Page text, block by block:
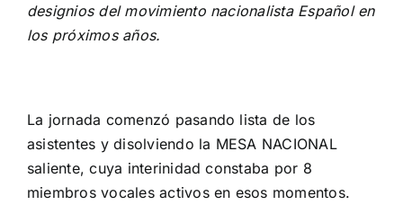
designios del movimiento nacionalista Español en
los próximos años.
La jornada comenzó pasando lista de los
asistentes y disolviendo la MESA NACIONAL
saliente, cuya interinidad constaba por 8
miembros vocales activos en esos momentos.